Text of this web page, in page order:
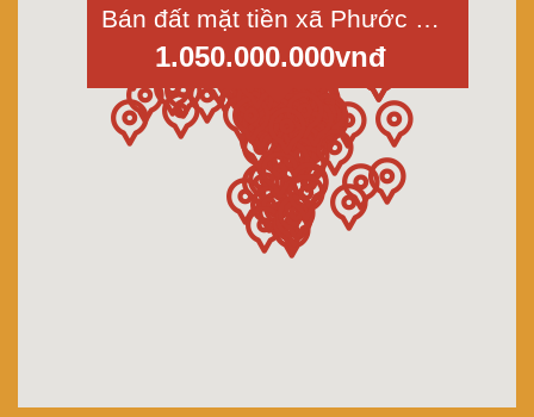
Bán đất mặt tiền xã Phước Hậu, Cần Giuộc, LA. Dt 90m2, thổ cư, góc 2 mt
1.050.000.000vnđ